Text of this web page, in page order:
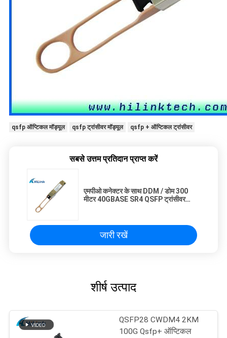
qsfp ऑप्टिकल मॉड्यूल qsfp ट्रांसीवर मॉड्यूल qsfp + ऑप्टिकल ट्रांसीवर
सबसे उत्तम प्रतिदान प्राप्त करें
एमपीओ कनेक्टर के साथ DDM / डोम 300
मीटर 40GBASE SR4 QSFP ट्रांसीवर
जारी रखें
शीर्ष उत्पाद
QSFP28 CWDM4 2KM
100G Qsfp+ ऑप्टिकल